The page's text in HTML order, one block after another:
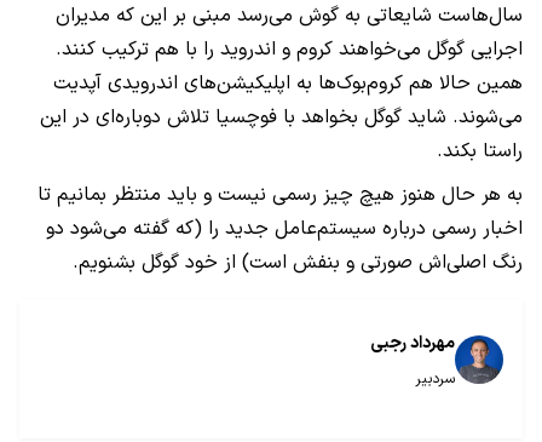
سال‌هاست شایعاتی به گوش می‌رسد مبنی بر این که مدیران
اجرایی گوگل می‌خواهند کروم و اندروید را با هم ترکیب کنند.
همین حالا هم کروم‌بوک‌ها به اپلیکیشن‌های اندرویدی آپدیت
می‌شوند. شاید گوگل بخواهد با فوچسیا تلاش دوباره‌ای در این
راستا بکند.
به هر حال هنوز هیچ چیز رسمی نیست و باید منتظر بمانیم تا
اخبار رسمی درباره سیستم‌عامل جدید را (که گفته می‌شود دو
رنگ اصلی‌اش صورتی و بنفش است) از خود گوگل بشنویم.
مهرداد رجبی
سردبیر